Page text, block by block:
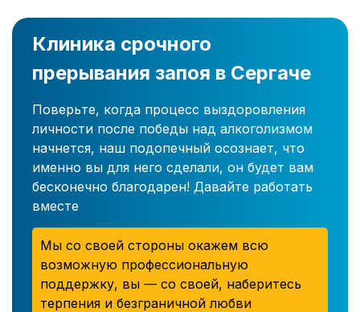
Клиника срочного
прерывания запоя в Сергаче
Поверьте, когда процесс выздоровления
личности после победы над алкоголизмом
начнется, наш подопечный осознает, что
именно вы для него сделали, он будет вам
бесконечно благодарен! Давайте работать
вместе
Мы со своей стороны окажем всю
возможную профессиональную
поддержку, вы — со своей, наберитесь
терпения и безграничной любви